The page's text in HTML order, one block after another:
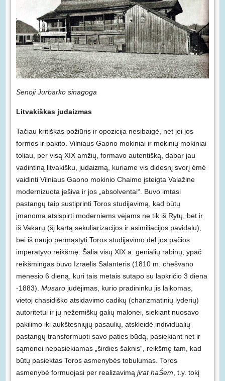
Senoji Jurbarko sinagoga
Litvakiškas judaizmas
Tačiau kritiškas požiūris ir opozicija nesibaigė, net jei jos
formos ir pakito. Vilniaus Gaono mokiniai ir mokinių mokiniai
toliau, per visą XIX amžių, formavo autentišką, dabar jau
vadintiną litvakišku, judaizmą, kuriame vis didesnį svorį ėmė
vaidinti Vilniaus Gaono mokinio Chaimo įsteigta Valažine
modernizuota ješiva ir jos „absolventai“. Buvo imtasi
pastangų taip sustiprinti Toros studijavimą, kad būtų
įmanoma atsispirti moderniems vėjams ne tik iš Rytų, bet ir
iš Vakarų (šį kartą sekuliarizacijos ir asimiliacijos pavidalu),
bei iš naujo permąstyti Toros studijavimo dėl jos pačios
imperatyvo reikšmę. Šalia visų XIX a. genialių rabinų, ypač
reikšmingas buvo Izraelis Salanteris (1810 m. chešvano
mėnesio 6 dieną, kuri tais metais sutapo su lapkričio 3 diena
-1883). Musarojudėjimas, kurio pradininku jis laikomas,
vietoj chasidiško atsidavimo cadikų (charizmatinių lyderių)
autoritetui ir jų nežemiškų galių malonei, siekiant nuosavo
pakilimo iki aukštesniųjų pasaulių, atskleidė individualių
pastangų transformuoti savo paties būdą, pasiekiant net ir
sąmonei nepasiekiamas „širdies šaknis“, reikšmę tam, kad
būtų pasiektas Toros asmenybės tobulumas. Toros
asmenybė formuojasi per realizavimą jirat haŠem , t.y. tokį